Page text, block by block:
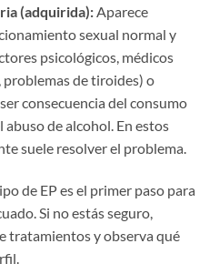
(adquirida):Aparece
sexual normal y
psicológicos, médicos
de tiroides) o
consecuencia del consumo
de alcohol. En estos
suele resolver el problema.
de EP es el primer paso para
Si no estás seguro,
tratamientos y observa qué